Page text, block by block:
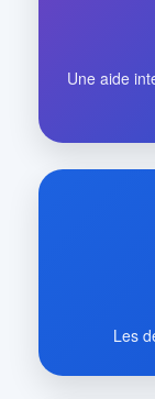
Une aide
Les